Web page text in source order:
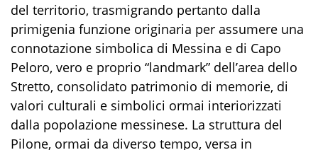
del territorio, trasmigrando pertanto dalla
primigenia funzione originaria per assumere una
connotazione simbolica di Messina e di Capo
Peloro, vero e proprio “landmark” dell’area dello
Stretto, consolidato patrimonio di memorie, di
valori culturali e simbolici ormai interiorizzati
dalla popolazione messinese. La struttura del
Pilone, ormai da diverso tempo, versa in